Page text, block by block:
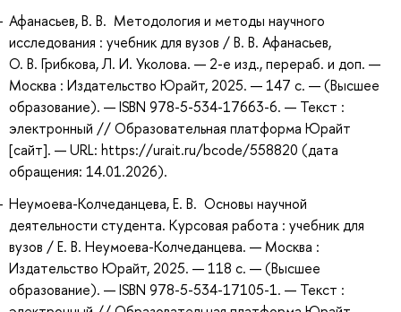
Афанасьев, В. В. Методология и методы научного
исследования : учебник для вузов / В. В. Афанасьев,
О. В. Грибкова, Л. И. Уколова. — 2-е изд., перераб. и доп. —
Москва : Издательство Юрайт, 2025. — 147 с. — (Высшее
образование). — ISBN 978-5-534-17663-6. — Текст :
электронный // Образовательная платформа Юрайт
[сайт]. — URL: https://urait.ru/bcode/558820 (дата
обращения: 14.01.2026).
Неумоева-Колчеданцева, Е. В. Основы научной
деятельности студента. Курсовая работа : учебник для
вузов / Е. В. Неумоева-Колчеданцева. — Москва :
Издательство Юрайт, 2025. — 118 с. — (Высшее
образование). — ISBN 978-5-534-17105-1. — Текст :